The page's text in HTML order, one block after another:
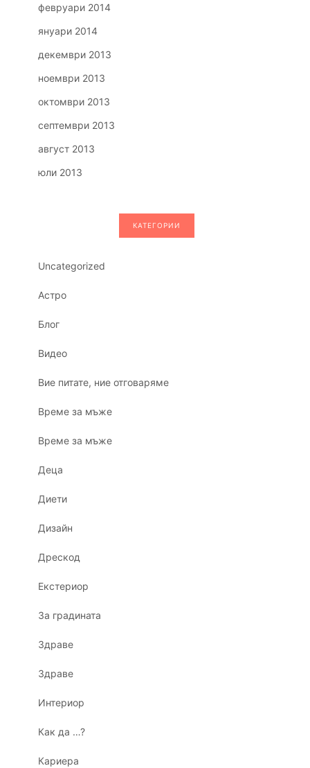
февруари 2014
януари 2014
декември 2013
ноември 2013
октомври 2013
септември 2013
август 2013
юли 2013
КАТЕГОРИИ
Uncategorized
Астро
Блог
Видео
Вие питате, ние отговаряме
Време за мъже
Време за мъже
Деца
Диети
Дизайн
Дрескод
Екстериор
За градината
Здраве
Здраве
Интериор
Как да …?
Кариера